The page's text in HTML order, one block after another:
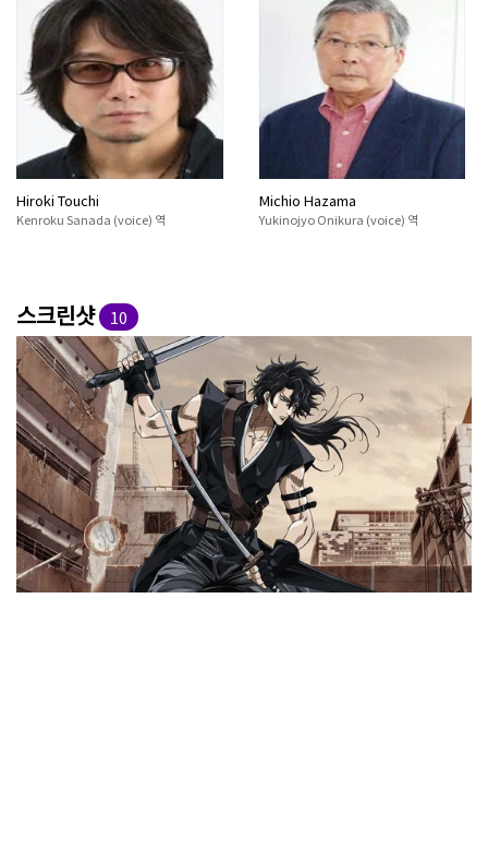
Hiroki Touchi
Kenroku Sanada (voice) 역
Michio Hazama
Yukinojyo Onikura (voice) 역
스크린샷 10